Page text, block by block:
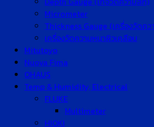
Micrometer
Thickness Gauge (เครื่องวัดค
เครื่องวัดความหนาผิวเคลือบ
Mitutoyo
Nuova Fima
OHAUS
Temp & Humidity, Electrical
FLUKE
Multimeter
HIOKI